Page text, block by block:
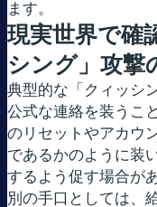
ます。
現実世界で確
シング」攻撃
典型的な「クィッシ
公式な連絡を装うこ
のリセットやアカウ
であるかのように装
するよう促す場合が
別の手口としては、